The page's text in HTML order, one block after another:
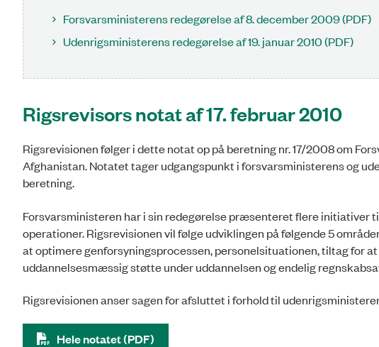
Forsvarsministerens redegørelse af 8. december 2009 (PDF)
Udenrigsministerens redegørelse af 19. januar 2010 (PDF)
Rigsrevisors notat af 17. februar 2010
Rigsrevisionen følger i dette notat op på beretning nr. 17/2008 om
Afghanistan. Notatet tager udgangspunkt i forsvarsministerens og
beretning.
Forsvarsministeren har i sin redegørelse præsenteret flere initiativer
operationer. Rigsrevisionen vil følge udviklingen på følgende 5
at optimere genforsyningsprocessen, personelsituationen, tiltag for
uddannelsesmæssig støtte under uddannelsen og endelig
Rigsrevisionen anser sagen for afsluttet i forhold til
Hele notatet (PDF)